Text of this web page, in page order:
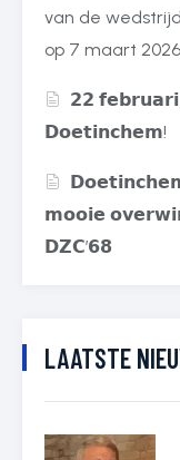
van de wedstrijd
op 7 maart 2026
𝟮𝟮
𝗗𝗼𝗲𝘁𝗶𝗻𝗰𝗵𝗲𝗺!
𝗺𝗼𝗼𝗶𝗲
𝗗𝗭𝗖’𝟲𝟴
LAATSTE